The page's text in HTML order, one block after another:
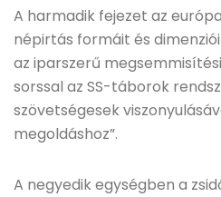
A harmadik fejezet az
népirtás formáit és
az iparszerű
sorssal az SS-táborok
szövetségesek
megoldáshoz”.
A negyedik egységben a